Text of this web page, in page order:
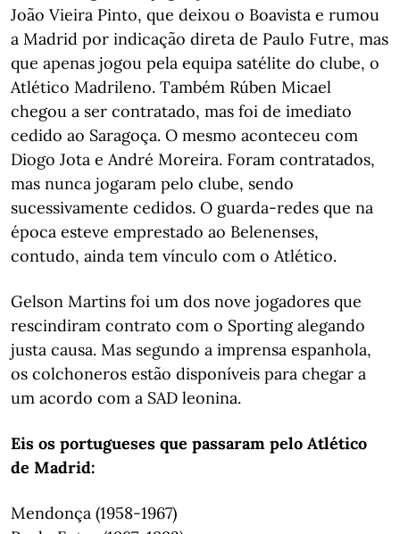
João Vieira Pinto, que deixou o Boavista e rumou
a Madrid por indicação direta de Paulo Futre, mas
que apenas jogou pela equipa satélite do clube, o
Atlético Madrileno. Também Rúben Micael
chegou a ser contratado, mas foi de imediato
cedido ao Saragoça. O mesmo aconteceu com
Diogo Jota e André Moreira. Foram contratados,
mas nunca jogaram pelo clube, sendo
sucessivamente cedidos. O guarda-redes que na
época esteve emprestado ao Belenenses,
contudo, ainda tem vínculo com o Atlético.
Gelson Martins foi um dos nove jogadores que
rescindiram contrato com o Sporting alegando
justa causa. Mas segundo a imprensa espanhola,
os colchoneros estão disponíveis para chegar a
um acordo com a SAD leonina.
Eis os portugueses que passaram pelo Atlético
de Madrid:
Mendonça (1958-1967)